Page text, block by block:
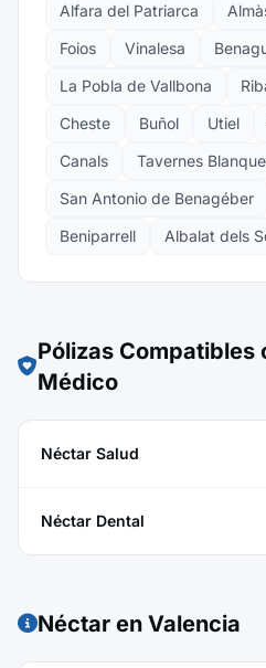
Alfara del Patriarca
Foios
Vinalesa
La Pobla de Vallbona
Cheste
Buñol Utiel
Canals
Tavernes
San Antonio de Benagéber
Beniparrell
Albalat dels
Pólizas Compatibles
Médico
Néctar Salud
Néctar Dental
Néctar en Valencia